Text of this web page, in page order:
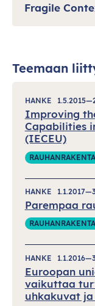
Fragile
Teemaan
HANKE
Improving
Capabilities
(IECEU)
HANKE
Parempaa
HANKE
Euroopan
vaikuttaa
uhkakuvat